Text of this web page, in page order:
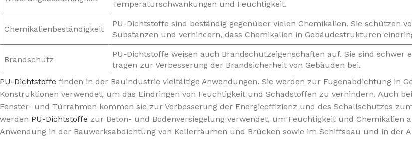
Temperaturschwankungen und Feuchtigkeit.
Chemikalienbeständigkeit
PU-Dichtstoffe sind beständig gegenüber vielen Chemikalien. Sie schützen
Substanzen und verhindern, dass Chemikalien in Gebäudestrukturen
Brandschutz
PU-Dichtstoffe weisen auch Brandschutzeigenschaften auf. Sie sind schwer
tragen zur Verbesserung der Brandsicherheit von Gebäuden bei.
PU-Dichtstoffe finden in der Bauindustrie vielfältige Anwendungen. Sie werden zur Fugenabdichtung in
Konstruktionen verwendet, um das Eindringen von Feuchtigkeit und Schadstoffen zu verhindern. Auch
Fenster- und Türrahmen kommen sie zur Verbesserung der Energieeffizienz und des Schallschutzes
werden PU-Dichtstoffe zur Beton- und Bodenversiegelung verwendet, um Feuchtigkeit und Chemikalien
Anwendung in der Bauwerksabdichtung von Kellerräumen und Brücken sowie im Schiffsbau und in der